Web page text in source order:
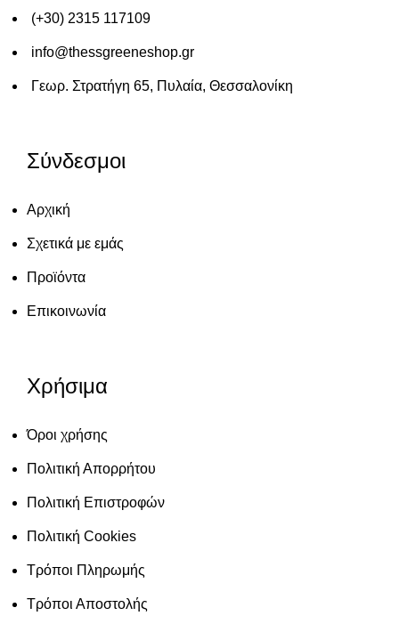
(+30) 2315 117109
info@thessgreeneshop.gr
Γεωρ. Στρατήγη 65, Πυλαία, Θεσσαλονίκη
Σύνδεσμοι
Αρχική
Σχετικά με εμάς
Προϊόντα
Επικοινωνία
Χρήσιμα
Όροι χρήσης
Πολιτική Απορρήτου
Πολιτική Επιστροφών
Πολιτική Cookies
Τρόποι Πληρωμής
Τρόποι Αποστολής